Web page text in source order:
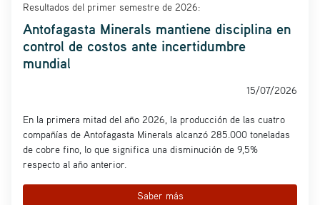
Resultados del primer semestre de 2026:
Antofagasta Minerals mantiene disciplina en
control de costos ante incertidumbre
mundial
15/07/2026
En la primera mitad del año 2026, la producción de las cuatro
compañías de Antofagasta Minerals alcanzó 285.000 toneladas
de cobre fino, lo que significa una disminución de 9,5%
respecto al año anterior.
Saber más